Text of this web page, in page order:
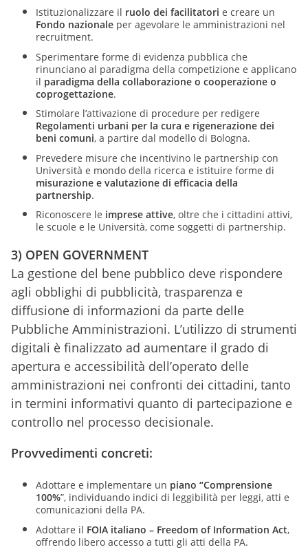
Istituzionalizzare il ruolo dei facilitatori e creare un
Fondo nazionale per agevolare le amministrazioni nel
recruitment.
Sperimentare forme di evidenza pubblica che
rinunciano al paradigma della competizione e applicano
il paradigma della collaborazione o cooperazione o
coprogettazione.
Stimolare l’attivazione di procedure per redigere
Regolamenti urbani per la cura e rigenerazione dei
beni comuni, a partire dal modello di Bologna.
Prevedere misure che incentivino le partnership con
Università e mondo della ricerca e istituire forme di
misurazione e valutazione di efficacia della
partnership.
Riconoscere le imprese attive, oltre che i cittadini attivi,
le scuole e le Università, come soggetti di partnership.
3) OPEN GOVERNMENT
La gestione del bene pubblico deve rispondere
agli obblighi di pubblicità, trasparenza e
diffusione di informazioni da parte delle
Pubbliche Amministrazioni. L’utilizzo di strumenti
digitali è finalizzato ad aumentare il grado di
apertura e accessibilità dell’operato delle
amministrazioni nei confronti dei cittadini, tanto
in termini informativi quanto di partecipazione e
controllo nel processo decisionale.
Provvedimenti concreti:
Adottare e implementare un piano “Comprensione
100%”, individuando indici di leggibilità per leggi, atti e
comunicazioni della PA.
Adottare il FOIA italiano – Freedom of Information Act,
offrendo libero accesso a tutti gli atti della PA.